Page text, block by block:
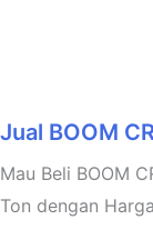
Jual BOOM
Mau Beli BOOM
Ton dengan